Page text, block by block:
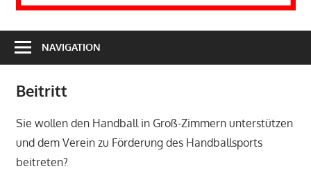
1863
Zimmern
NAVIGATION
Beitritt
Sie wollen den Handball in Groß-Zimmern unterstützen
und dem Verein zu Förderung des Handballsports
beitreten?